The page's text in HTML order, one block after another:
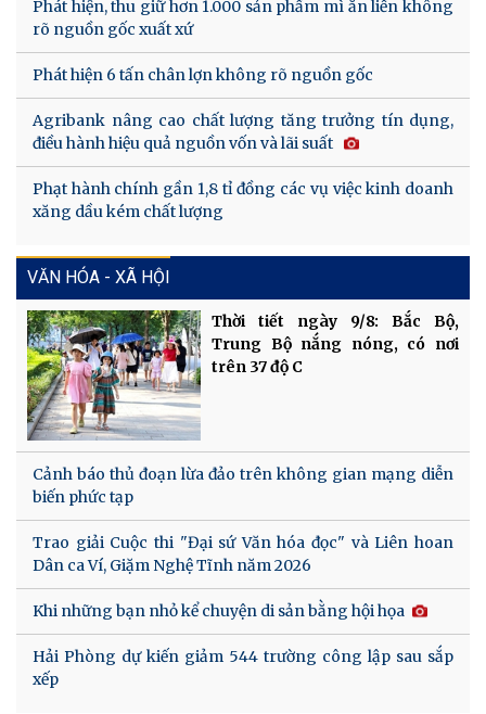
Phát hiện, thu giữ hơn 1.000 sản phẩm mì ăn liền không
rõ nguồn gốc xuất xứ
Phát hiện 6 tấn chân lợn không rõ nguồn gốc
Agribank nâng cao chất lượng tăng trưởng tín dụng,
điều hành hiệu quả nguồn vốn và lãi suất
Phạt hành chính gần 1,8 tỉ đồng các vụ việc kinh doanh
xăng dầu kém chất lượng
VĂN HÓA - XÃ HỘI
Thời tiết ngày 9/8: Bắc Bộ,
Trung Bộ nắng nóng, có nơi
trên 37 độ C
Cảnh báo thủ đoạn lừa đảo trên không gian mạng diễn
biến phức tạp
Trao giải Cuộc thi "Đại sứ Văn hóa đọc" và Liên hoan
Dân ca Ví, Giặm Nghệ Tĩnh năm 2026
Khi những bạn nhỏ kể chuyện di sản bằng hội họa
Hải Phòng dự kiến giảm 544 trường công lập sau sắp
xếp